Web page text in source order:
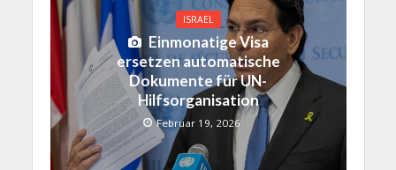
ISRAEL
Einmonatige Visa
ersetzen automatische
Dokumente für UN-
Hilfsorganisation
Februar 19, 2026